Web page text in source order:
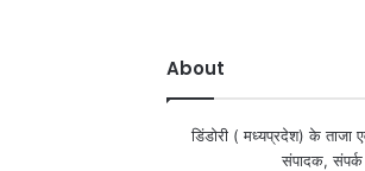
About
डिंडोरी ( मध्यप्रदेश) के ताजा
संपादक,